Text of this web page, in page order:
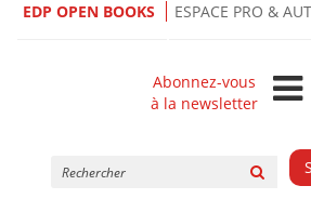
EDP OPEN BOOKS ESPACE PRO &
Abonnez-vous
à la newsletter